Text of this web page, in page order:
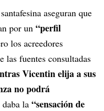
aseguran que
por un “perfil
los acreedores
las fuentes consultadas
Vicentin elija a sus
no podrá
la “sensación de